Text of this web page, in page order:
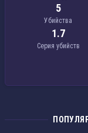
5
Убийства
1.7
Серия убийств